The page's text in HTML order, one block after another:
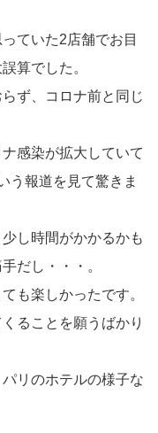
ていた2店舗でお目
算でした。
ず、コロナ前と同じ
感染が拡大していて
う報道を見て驚きま
し時間がかかるかも
だし・・・。
も楽しかったです。
ることを願うばかり
リのホテルの様子な